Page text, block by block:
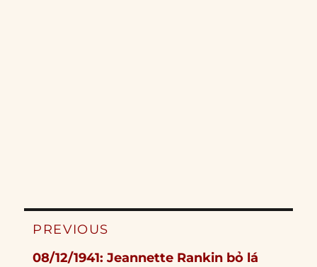
Post
PREVIOUS
Previous
08/12/1941: Jeannette Rankin bỏ lá